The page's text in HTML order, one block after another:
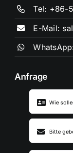
Tel: +86-
E-Mail:
Anfrage